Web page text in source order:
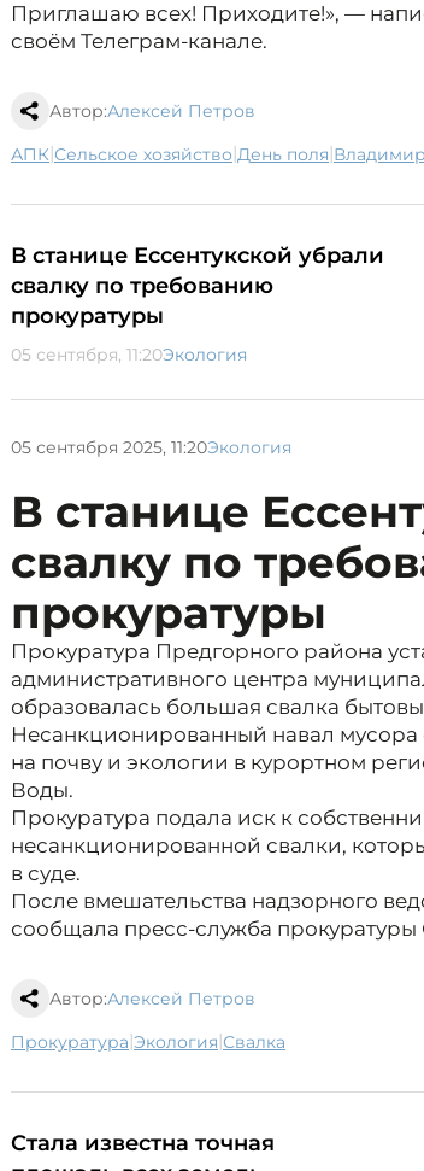
Приглашаю всех! Приходите!», —
своём Телеграм-канале.
Автор:Алексей Петров
АПК| сельское хозяйство| День поля|
В станице Ессентукской убрали
свалку по требованию
прокуратуры
05 сентября, 11:20Экология
05 сентября 2025, 11:20Экология
В станице
свалку по
прокуратуры
Прокуратура Предгорного района
административного центра
образовалась большая свалка
Несанкционированный навал мусора
на почву и экологии в курортном
Воды.
Прокуратура подала иск к
несанкционированной свалки,
в суде.
После вмешательства надзорного
сообщала пресс-служба прокуратуры
Автор:Алексей Петров
прокуратура| экология| свалка
Стала известна точная